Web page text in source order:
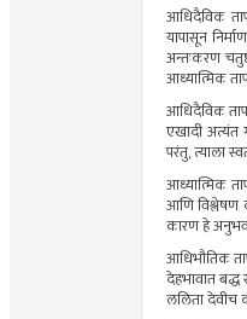
आधिदैविक
यापासून
अन्तःकरण
आध्यात्मिक
आधिदैविक
एखादी अत्यंत
परंतु, त्याला
आध्यात्मिक
आणि विश्लेषण
कारण हे
आधिभौतिक
देहभावात बद्ध
ललिता देवीच